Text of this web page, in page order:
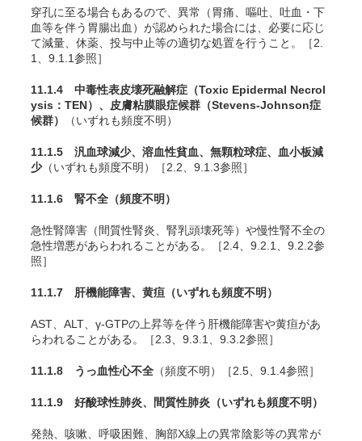
穿孔に至る場合もあるので、異常（胃痛、嘔吐、吐血・下
血等を伴う胃腸出血）が認められた場合には、必要に応じ
て減量、休薬、投与中止等の適切な処置を行うこと。［2.
1、9.1.1参照］
11.1.4 中毒性表皮壊死融解症（Toxic Epidermal Necrol
ysis：TEN）、皮膚粘膜眼症候群（Stevens-Johnson症
候群）
（いずれも頻度不明）
11.1.5 汎血球減少、溶血性貧血、無顆粒球症、血小板減
少（いずれも頻度不明）［2.2、9.1.3参照］
11.1.6 腎不全 （頻度不明）
急性腎障害（間質性腎炎、腎乳頭壊死等）や慢性腎不全の
急性増悪があらわれることがある。［2.4、9.2.1、9.2.2参
照］
11.1.7 肝機能障害、黄疸 （いずれも頻度不明）
AST、ALT、γ-GTPの上昇等を伴う肝機能障害や黄疸があ
らわれることがある。［2.3、9.3.1、9.3.2参照］
11.1.8 うっ血性心不全 （頻度不明）［2.5、9.1.4参照］
11.1.9 好酸球性肺炎、間質性肺炎 （いずれも頻度不明）
発熱、咳嗽、呼吸困難、胸部X線上の異常陰影等の異常が